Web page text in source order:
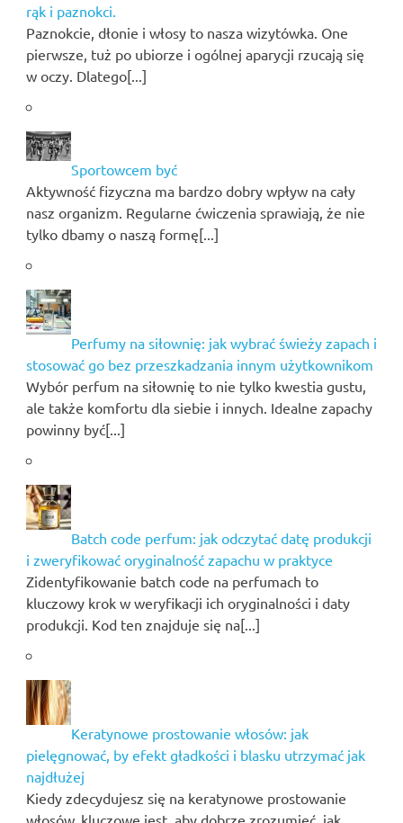
rąk i paznokci.
Paznokcie, dłonie i włosy to nasza wizytówka. One
pierwsze, tuż po ubiorze i ogólnej aparycji rzucają się
w oczy. Dlatego[...]
Sportowcem być
Aktywność fizyczna ma bardzo dobry wpływ na cały
nasz organizm. Regularne ćwiczenia sprawiają, że nie
tylko dbamy o naszą formę[...]
Perfumy na siłownię: jak wybrać świeży zapach i
stosować go bez przeszkadzania innym użytkownikom
Wybór perfum na siłownię to nie tylko kwestia gustu,
ale także komfortu dla siebie i innych. Idealne zapachy
powinny być[...]
Batch code perfum: jak odczytać datę produkcji
i zweryfikować oryginalność zapachu w praktyce
Zidentyfikowanie batch code na perfumach to
kluczowy krok w weryfikacji ich oryginalności i daty
produkcji. Kod ten znajduje się na[...]
Keratynowe prostowanie włosów: jak
pielęgnować, by efekt gładkości i blasku utrzymać jak
najdłużej
Kiedy zdecydujesz się na keratynowe prostowanie
włosów, kluczowe jest, aby dobrze zrozumieć, jak